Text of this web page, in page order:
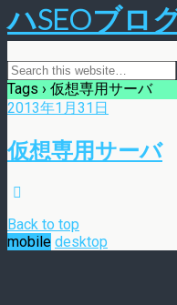
ハSEOブロ
Tags › 仮想専用サーバ
2013年1月31日
仮想専用サーバ
Back to top
mobile desktop